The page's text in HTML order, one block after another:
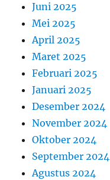
Juni 2025
Mei 2025
April 2025
Maret 2025
Februari 2025
Januari 2025
Desember 2024
November 2024
Oktober 2024
September 2024
Agustus 2024